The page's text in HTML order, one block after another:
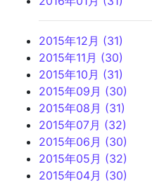
2015年12月 (31)
2015年11月 (30)
2015年10月 (31)
2015年09月 (30)
2015年08月 (31)
2015年07月 (32)
2015年06月 (30)
2015年05月 (32)
2015年04月 (30)